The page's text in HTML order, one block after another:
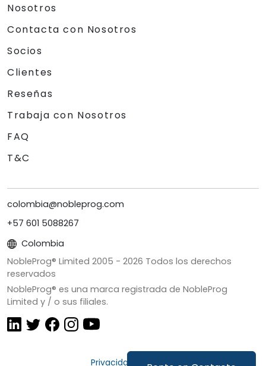
Nosotros
Contacta con Nosotros
Socios
Clientes
Reseñas
Trabaja con Nosotros
FAQ
T&C
colombia@nobleprog.com
+57 601 5088267
Colombia
NobleProg® Limited 2005 - 2026 Todos los derechos
reservados
NobleProg® es una marca registrada de NobleProg
Limited y / o sus filiales.
Privacidad y Cookies